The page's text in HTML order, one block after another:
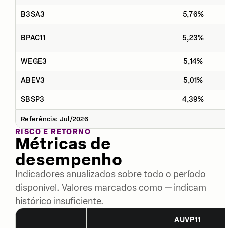
B3SA3 5,76%
BPAC11 5,23%
WEGE3 5,14%
ABEV3 5,01%
SBSP3 4,39%
Referência: Jul/2026
RISCO E RETORNO
Métricas de
desempenho
Indicadores anualizados sobre todo o período
disponível. Valores marcados como — indicam
histórico insuficiente.
AUVP11